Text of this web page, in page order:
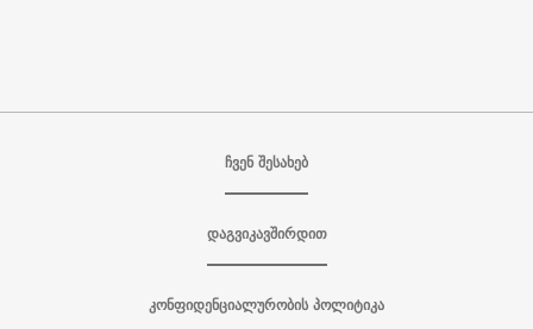
ჩვენ შესახებ
დაგვიკავშირდით
კონფიდენციალურობის პოლიტიკა